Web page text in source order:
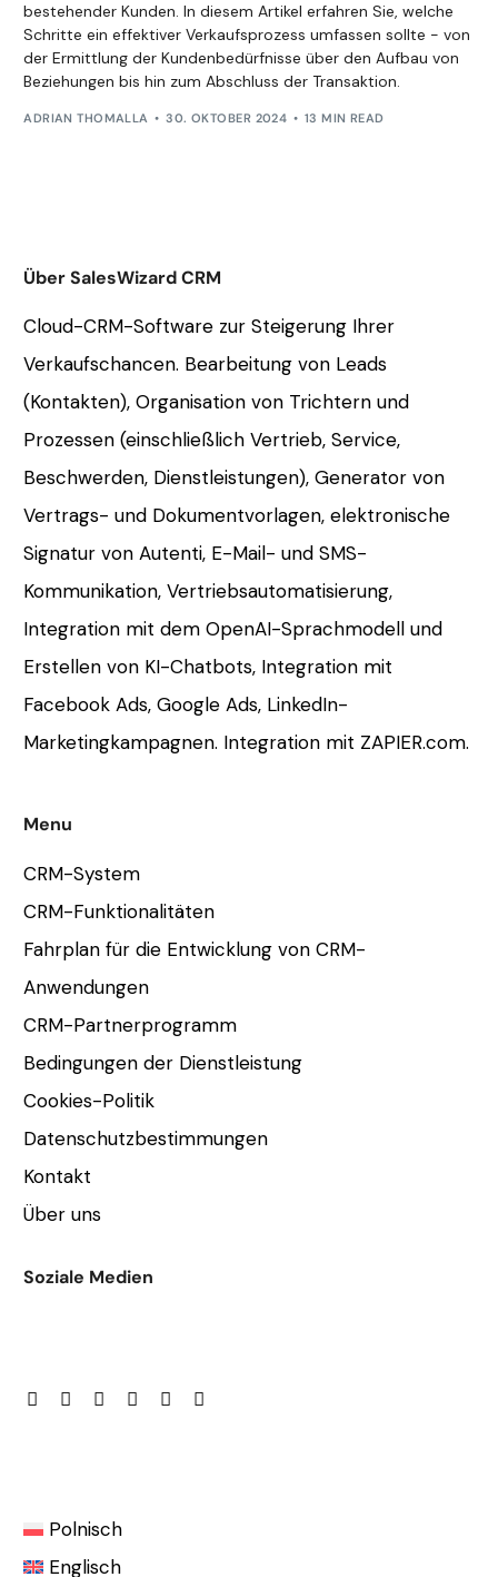
bestehender Kunden. In diesem Artikel erfahren Sie, welche
Schritte ein effektiver Verkaufsprozess umfassen sollte - von
der Ermittlung der Kundenbedürfnisse über den Aufbau von
Beziehungen bis hin zum Abschluss der Transaktion.
ADRIAN THOMALLA 30. OKTOBER 2024 13 MIN READ
Über SalesWizard CRM
Cloud-CRM-Software zur Steigerung Ihrer
Verkaufschancen. Bearbeitung von Leads
(Kontakten), Organisation von Trichtern und
Prozessen (einschließlich Vertrieb, Service,
Beschwerden, Dienstleistungen), Generator von
Vertrags- und Dokumentvorlagen, elektronische
Signatur von Autenti, E-Mail- und SMS-
Kommunikation, Vertriebsautomatisierung,
Integration mit dem OpenAI-Sprachmodell und
Erstellen von KI-Chatbots, Integration mit
Facebook Ads, Google Ads, LinkedIn-
Marketingkampagnen. Integration mit ZAPIER.com.
Menu
CRM-System
CRM-Funktionalitäten
Fahrplan für die Entwicklung von CRM-
Anwendungen
CRM-Partnerprogramm
Bedingungen der Dienstleistung
Cookies-Politik
Datenschutzbestimmungen
Kontakt
Über uns
Soziale Medien
Polnisch
Englisch